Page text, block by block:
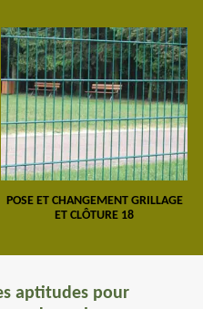
POSE ET CHANGEMENT GRILLAGE
ET CLÔTURE 18
aptitudes pour